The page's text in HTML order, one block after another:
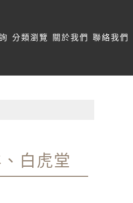
分類瀏覽 關於我們 聯絡我們
白虎堂